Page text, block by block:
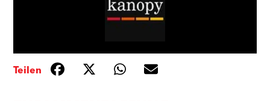
Teilen